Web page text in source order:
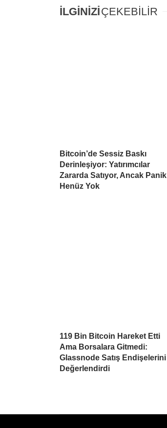
İLGİNİZİÇEKEBİLİR
Bitcoin’de Sessiz Baskı
Derinleşiyor: Yatırımcılar
Zararda Satıyor, Ancak Panik
Henüz Yok
119 Bin Bitcoin Hareket Etti
Ama Borsalara Gitmedi:
Glassnode Satış Endişelerini
Değerlendirdi